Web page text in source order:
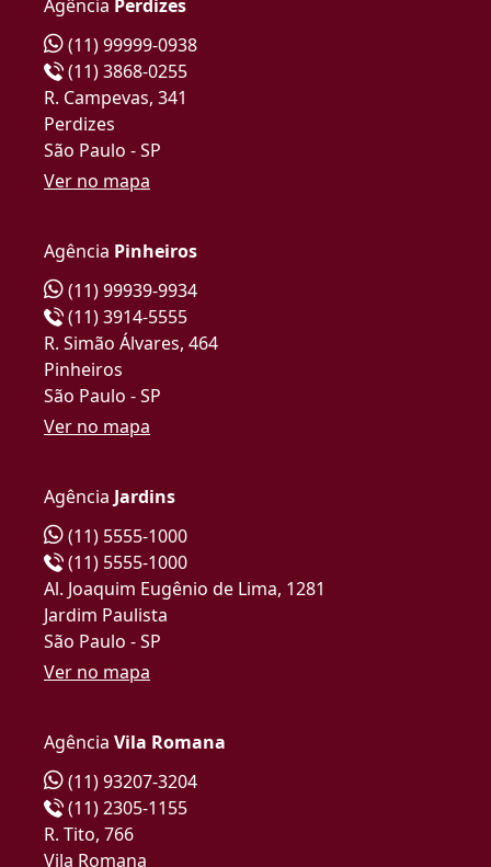
Agência Perdizes
(11) 99999-0938
(11) 3868-0255
R. Campevas, 341
Perdizes
São Paulo - SP
Ver no mapa
Agência Pinheiros
(11) 99939-9934
(11) 3914-5555
R. Simão Álvares, 464
Pinheiros
São Paulo - SP
Ver no mapa
Agência Jardins
(11) 5555-1000
(11) 5555-1000
Al. Joaquim Eugênio de Lima, 1281
Jardim Paulista
São Paulo - SP
Ver no mapa
Agência Vila Romana
(11) 93207-3204
(11) 2305-1155
R. Tito, 766
Vila Romana